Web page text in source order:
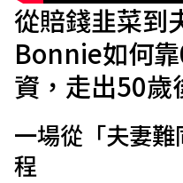
從賠錢韭菜到
Bonnie如何
資，走出50歲
一場從「夫妻
程